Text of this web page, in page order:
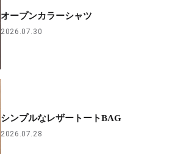
オープンカラーシャツ
2026.07.30
シンプルなレザートートBAG
2026.07.28